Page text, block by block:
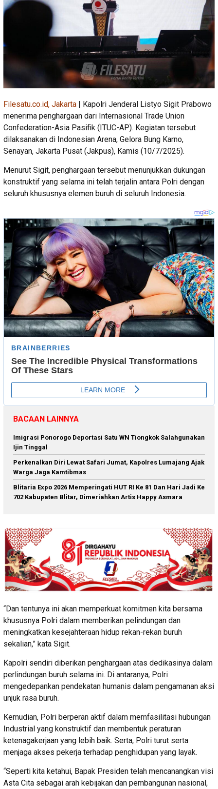
Filesatu.co.id, Jakarta | Kapolri Jenderal Listyo Sigit Prabowo
menerima penghargaan dari Internasional Trade Union
Confederation-Asia Pasifik (ITUC-AP). Kegiatan tersebut
dilaksanakan di Indonesian Arena, Gelora Bung Karno,
Senayan, Jakarta Pusat (Jakpus), Kamis (10/7/2025).
Menurut Sigit, penghargaan tersebut menunjukkan dukungan
konstruktif yang selama ini telah terjalin antara Polri dengan
seluruh khususnya elemen buruh di seluruh Indonesia.
BACAAN LAINNYA
Imigrasi Ponorogo Deportasi Satu WN Tiongkok Salahgunakan
Ijin Tinggal
Perkenalkan Diri Lewat Safari Jumat, Kapolres Lumajang Ajak
Warga Jaga Kamtibmas
Blitaria Expo 2026 Memperingati HUT RI Ke 81 Dan Hari Jadi Ke
702 Kabupaten Blitar, Dimeriahkan Artis Happy Asmara
“Dan tentunya ini akan memperkuat komitmen kita bersama
khususnya Polri dalam memberikan pelindungan dan
meningkatkan kesejahteraan hidup rekan-rekan buruh
sekalian,” kata Sigit.
Kapolri sendiri diberikan penghargaan atas dedikasinya dalam
perlindungan buruh selama ini. Di antaranya, Polri
mengedepankan pendekatan humanis dalam pengamanan aksi
unjuk rasa buruh.
Kemudian, Polri berperan aktif dalam memfasilitasi hubungan
Industrial yang konstruktif dan membentuk peraturan
ketenagakerjaan yang lebih baik. Serta, Polri turut serta
menjaga akses pekerja terhadap penghidupan yang layak.
“Seperti kita ketahui, Bapak Presiden telah mencanangkan visi
Asta Cita sebagai arah kebijakan dan pembangunan nasional,